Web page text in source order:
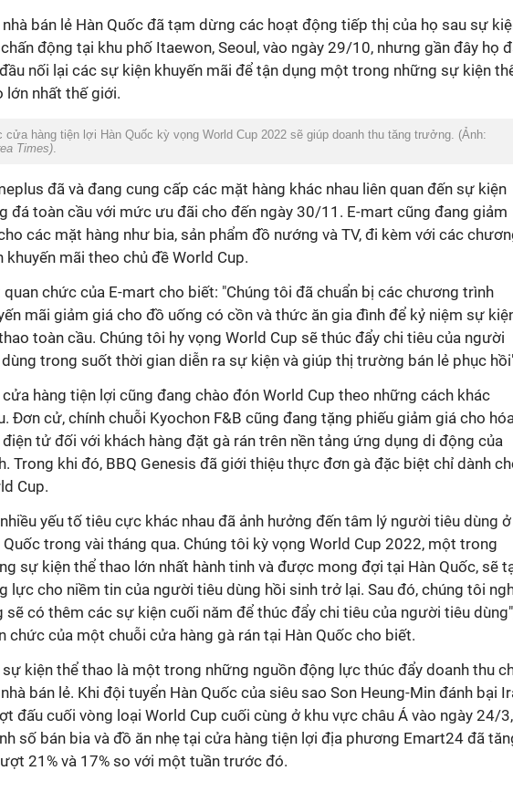
nhà bán lẻ Hàn Quốc đã tạm dừng các hoạt động tiếp thị của họ sau sự
động tại khu phố Itaewon, Seoul, vào ngày 29/10, nhưng gần đây họ
nối lại các sự kiện khuyến mãi để tận dụng một trong những sự kiện
lớn nhất thế giới.
cửa hàng tiện lợi Hàn Quốc kỳ vọng World Cup 2022 sẽ giúp doanh thu tăng trưởng. (Ảnh:
Times).
đã và đang cung cấp các mặt hàng khác nhau liên quan đến sự kiện
đá toàn cầu với mức ưu đãi cho đến ngày 30/11. E-mart cũng đang giảm
các mặt hàng như bia, sản phẩm đồ nướng và TV, đi kèm với các
khuyến mãi theo chủ đề World Cup.
quan chức của E-mart cho biết: "Chúng tôi đã chuẩn bị các chương trình
mãi giảm giá cho đồ uống có cồn và thức ăn gia đình để kỷ niệm sự
toàn cầu. Chúng tôi hy vọng World Cup sẽ thúc đẩy chi tiêu của người
trong suốt thời gian diễn ra sự kiện và giúp thị trường bán lẻ phục
cửa hàng tiện lợi cũng đang chào đón World Cup theo những cách khác
Đơn cử, chính chuỗi Kyochon F&B cũng đang tặng phiếu giảm giá cho
tử đối với khách hàng đặt gà rán trên nền tảng ứng dụng di động của
Trong khi đó, BBQ Genesis đã giới thiệu thực đơn gà đặc biệt chỉ dành
Cup.
yếu tố tiêu cực khác nhau đã ảnh hưởng đến tâm lý người tiêu dùng ở
Quốc trong vài tháng qua. Chúng tôi kỳ vọng World Cup 2022, một trong
sự kiện thể thao lớn nhất hành tinh và được mong đợi tại Hàn Quốc, sẽ
lực cho niềm tin của người tiêu dùng hồi sinh trở lại. Sau đó, chúng tôi
sẽ có thêm các sự kiện cuối năm để thúc đẩy chi tiêu của người tiêu
chức của một chuỗi cửa hàng gà rán tại Hàn Quốc cho biết.
sự kiện thể thao là một trong những nguồn động lực thúc đẩy doanh thu
bán lẻ. Khi đội tuyển Hàn Quốc của siêu sao Son Heung-Min đánh bại
đấu cuối vòng loại World Cup cuối cùng ở khu vực châu Á vào ngày 24/3,
số bán bia và đồ ăn nhẹ tại cửa hàng tiện lợi địa phương Emart24 đã
21% và 17% so với một tuần trước đó.